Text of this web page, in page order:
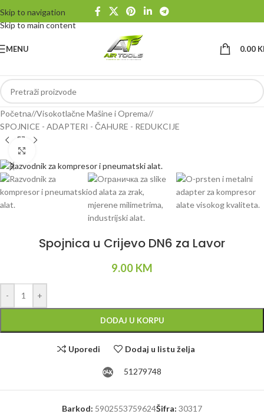
Skip to navigation
Skip to main content
MENU 0.00
Početna/ Visokotlačne Mašine i Oprema/
SPOJNICE - ADAPTERI - ČAHURE - REDUKCIJE
Spojnica u Crijevo DN6 za Lavor
9.00 KM
- +
DODAJ U KORPU
Uporedi Dodaj u listu želja
51279748
Barkod: 5902553759624Šifra: 30317